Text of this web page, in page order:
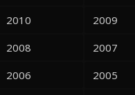
2010
2009
2008
2007
2006
2005